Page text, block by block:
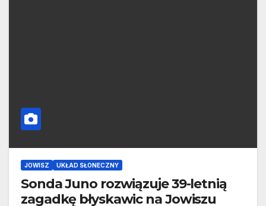
JOWISZ UKŁAD SŁONECZNY
Sonda Juno rozwiązuje 39-letnią
zagadkę błyskawic na Jowiszu